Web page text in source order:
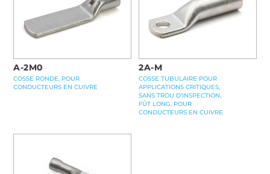
A-2M0
COSSE RONDE, POUR
CONDUCTEURS EN CUIVRE
2A-M
COSSE TUBULAIRE POUR
APPLICATIONS CRITIQUES,
SANS TROU D’INSPECTION,
FÛT LONG, POUR
CONDUCTEURS EN CUIVRE